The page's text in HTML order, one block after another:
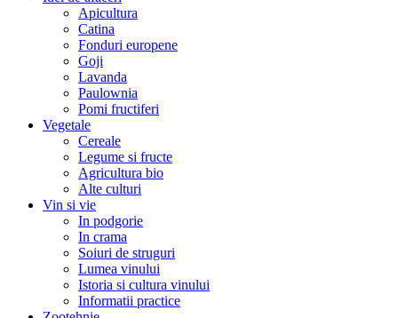
Apicultura
Catina
Fonduri europene
Goji
Lavanda
Paulownia
Pomi fructiferi
Vegetale
Cereale
Legume si fructe
Agricultura bio
Alte culturi
Vin si vie
In podgorie
In crama
Soiuri de struguri
Lumea vinului
Istoria si cultura vinului
Informatii practice